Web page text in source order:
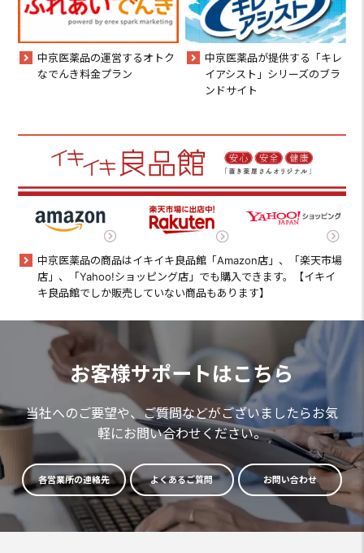
中京医薬品の運営するオトク
なでんき料金プラン
中京医薬品が提供する「キレ
イアシスト」シリーズのブラ
ンドサイト
中京医薬品の商品はイキイキ良品館「Amazon店」、「楽天市場
店」、「Yahoo!ショッピング店」でも購入できます。【イキイ
キ良品館でしか販売していない商品もあります】
お客様サポートはこちら
当社へのご要望や、ご質問などがございましたらお気
軽にお問い合わせください。
各営業所の連絡先 よくあるご質問 お問い合わせ